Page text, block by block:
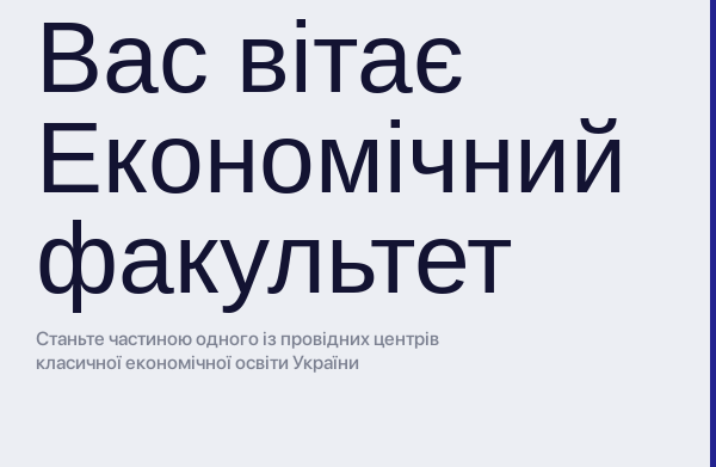
Вас вітає
Економічний
факультет
Станьте частиною одного із провідних центрів
класичної економічної освіти України